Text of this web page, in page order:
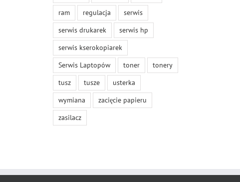
ram
regulacja
serwis
serwis drukarek
serwis hp
serwis kserokopiarek
Serwis Laptopów
toner
tonery
tusz
tusze
usterka
wymiana
zacięcie papieru
zasilacz